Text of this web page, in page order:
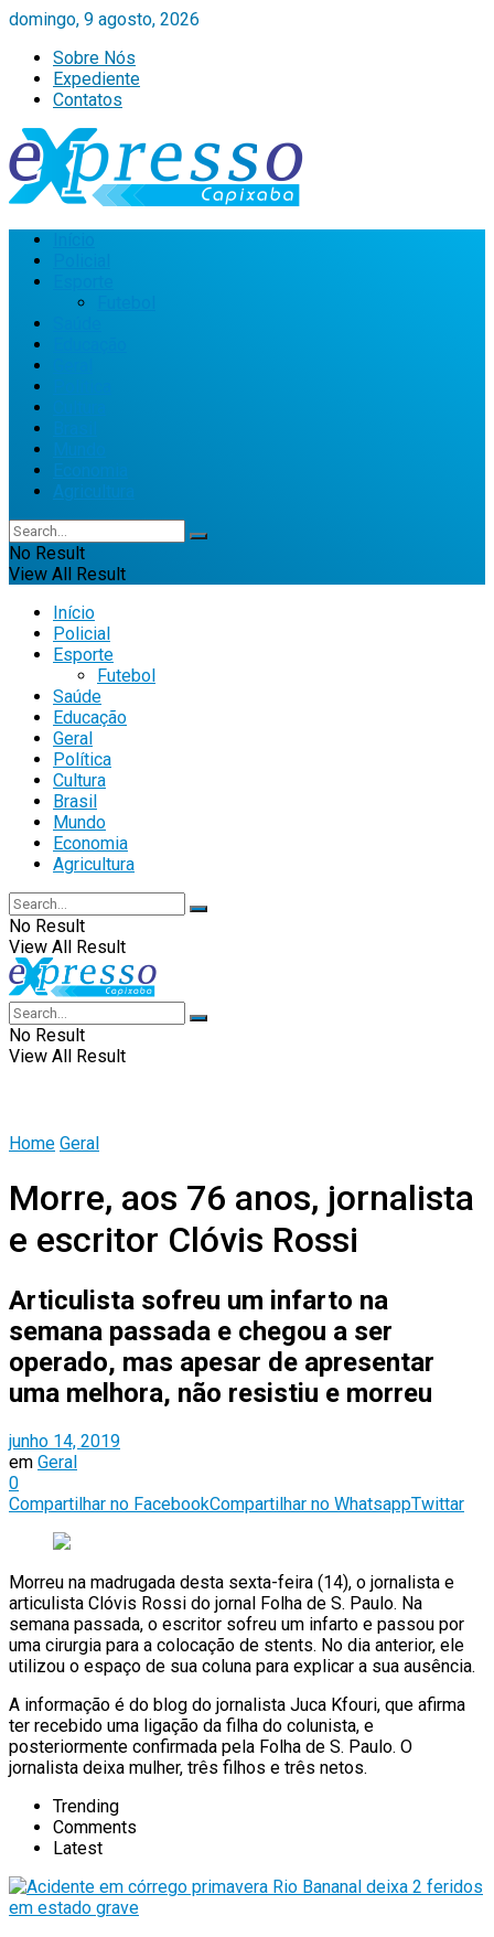
domingo, 9 agosto, 2026
Sobre Nós
Expediente
Contatos
Agricultura
No Result
View All Result
Início
Policial
Esporte
Futebol
Saúde
Educação
Geral
Política
Cultura
Brasil
Mundo
Economia
Agricultura
No Result
View All Result
No Result
View All Result
Home Geral
Morre, aos 76 anos, jornalista
e escritor Clóvis Rossi
Articulista sofreu um infarto na
semana passada e chegou a ser
operado, mas apesar de apresentar
uma melhora, não resistiu e morreu
junho 14, 2019
em Geral
0
Compartilhar no FacebookCompartilhar no WhatsappTwittar
Morreu na madrugada desta sexta-feira (14), o jornalista e
articulista Clóvis Rossi do jornal Folha de S. Paulo. Na
semana passada, o escritor sofreu um infarto e passou por
uma cirurgia para a colocação de stents. No dia anterior, ele
utilizou o espaço de sua coluna para explicar a sua ausência.
A informação é do blog do jornalista Juca Kfouri, que afirma
ter recebido uma ligação da filha do colunista, e
posteriormente confirmada pela Folha de S. Paulo. O
jornalista deixa mulher, três filhos e três netos.
Trending
Comments
Latest